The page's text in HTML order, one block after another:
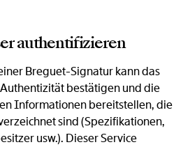
authentifizieren
Breguet-Signatur kann das
bestätigen und die
Informationen bereitstellen, die
sind (Spezifikationen,
usw.). Dieser Service